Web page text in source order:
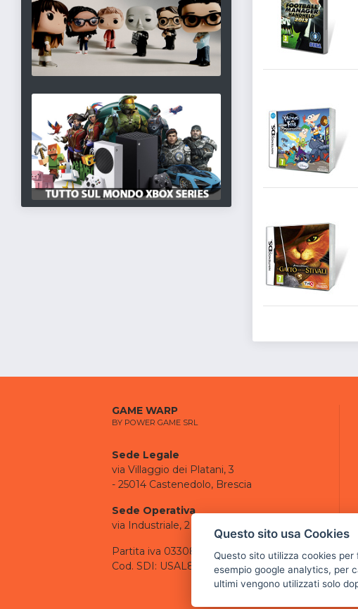
GAME WARP
BY POWER GAME SRL
Sede Legale
via Villaggio dei Platani, 3
- 25014 Castenedolo, Brescia
Sede Operativa
via Industriale, 2 - 25082 Botticino, BS
Partita iva 03308130982
Cod. SDI: USAL8PV
Questo sito usa Cookies
Questo sito utilizza cookies
esempio google analytics, per
ultimi vengono utilizzati solo